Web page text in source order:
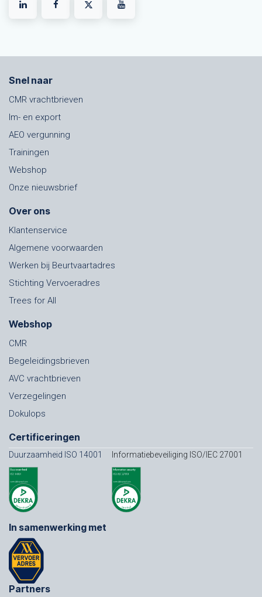
Snel naar
CMR vrachtbrieven
Im- en export
AEO vergunning
Trainingen
Webshop
Onze nieuwsbrief
Over ons
Klantenservice
Algemene voorwaarden
Werken bij Beurtvaartadres
Stichting Vervoeradres
Trees for All
Webshop
CMR
Begeleidingsbrieven
AVC vrachtbrieven
Verzegelingen
Dokulops
Certificeringen
Duurzaamheid ISO 14001 Informatiebeveiliging ISO/IEC 27001
In samenwerking met
Partners